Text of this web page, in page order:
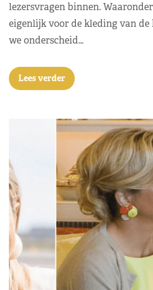
lezersvragen binnen.
eigenlijk voor de kleding van
we onderscheid…
Lees verder